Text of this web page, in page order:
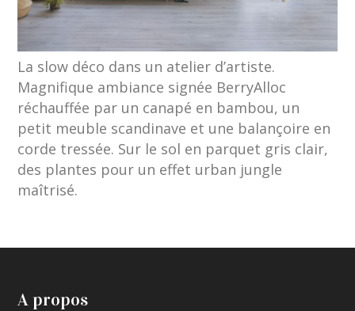
La slow déco dans un atelier d’artiste.
Magnifique ambiance signée BerryAlloc
réchauffée par un canapé en bambou, un
petit meuble scandinave et une balançoire en
corde tressée. Sur le sol en parquet gris clair,
des plantes pour un effet urban jungle
maîtrisé.
A propos